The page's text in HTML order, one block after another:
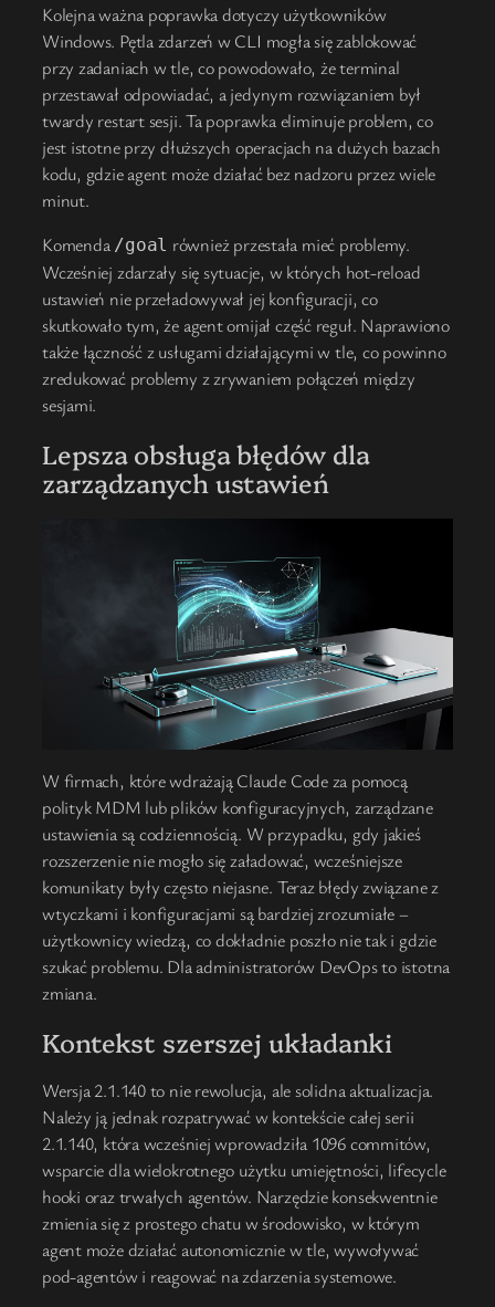
Kolejna ważna poprawka dotyczy użytkowników
Windows. Pętla zdarzeń w CLI mogła się zablokować
przy zadaniach w tle, co powodowało, że terminal
przestawał odpowiadać, a jedynym rozwiązaniem był
twardy restart sesji. Ta poprawka eliminuje problem, co
jest istotne przy dłuższych operacjach na dużych bazach
kodu, gdzie agent może działać bez nadzoru przez wiele
minut.
Komenda /goal również przestała mieć problemy.
Wcześniej zdarzały się sytuacje, w których hot-reload
ustawień nie przeładowywał jej konfiguracji, co
skutkowało tym, że agent omijał część reguł. Naprawiono
także łączność z usługami działającymi w tle, co powinno
zredukować problemy z zrywaniem połączeń między
sesjami.
Lepsza obsługa błędów dla
zarządzanych ustawień
W firmach, które wdrażają Claude Code za pomocą
polityk MDM lub plików konfiguracyjnych, zarządzane
ustawienia są codziennością. W przypadku, gdy jakieś
rozszerzenie nie mogło się załadować, wcześniejsze
komunikaty były często niejasne. Teraz błędy związane z
wtyczkami i konfiguracjami są bardziej zrozumiałe –
użytkownicy wiedzą, co dokładnie poszło nie tak i gdzie
szukać problemu. Dla administratorów DevOps to istotna
zmiana.
Kontekst szerszej układanki
Wersja 2.1.140 to nie rewolucja, ale solidna aktualizacja.
Należy ją jednak rozpatrywać w kontekście całej serii
2.1.140, która wcześniej wprowadziła 1096 commitów,
wsparcie dla wielokrotnego użytku umiejętności, lifecycle
hooki oraz trwałych agentów. Narzędzie konsekwentnie
zmienia się z prostego chatu w środowisko, w którym
agent może działać autonomicznie w tle, wywoływać
pod-agentów i reagować na zdarzenia systemowe.